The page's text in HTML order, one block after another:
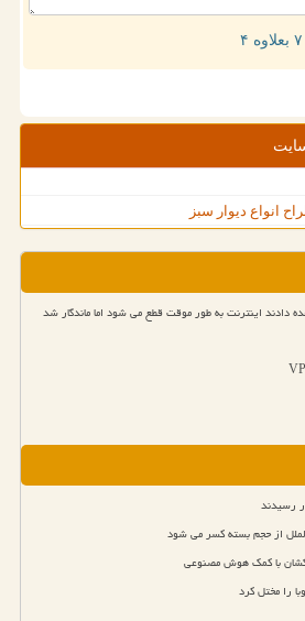
انواع دیوار سبز
رسیدند
از حجم بسته کسر می شود
با کمک هوش مصنوعی
را مختل کرد